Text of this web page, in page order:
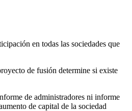
en todas las sociedades que
de fusión determine si existe
de administradores ni informe
de capital de la sociedad